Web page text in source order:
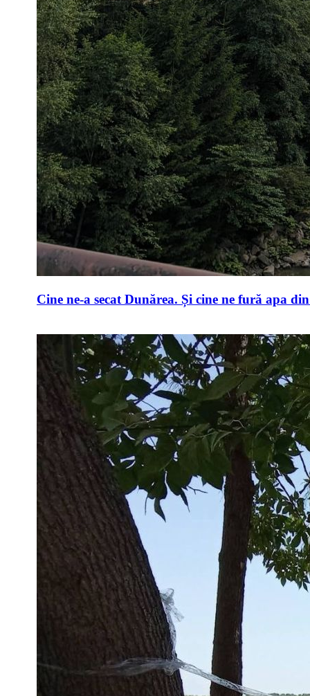
Cine ne-a secat Dunărea. Și cine ne fură apa